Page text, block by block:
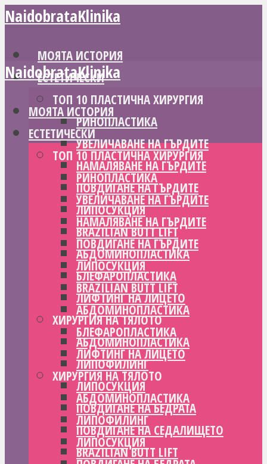
NaidobrataKlinika
МОЯТА ИСТОРИЯ
ЕСТЕТИЧЕСКИ
ТОП 10 ПЛАСТИЧНА ХИРУРГИЯ
РИНОПЛАСТИКА
УВЕЛИЧАВАНЕ НА ГЪРДИТЕ
НАМАЛЯВАНЕ НА ГЪРДИТЕ
ПОВДИГАНЕ НА ГЪРДИТЕ
ЛИПОСУКЦИЯ
BRAZILIAN BUTT LIFT
АБДОМИНОПЛАСТИКА
БЛЕФАРОПЛАСТИКА
ЛИФТИНГ НА ЛИЦЕТО
ХИРУРГИЯ НА ТЯЛОТО
АБДОМИНОПЛАСТИКА
ЛИПОФИЛИНГ
ЛИПОСУКЦИЯ
ПОВДИГАНЕ НА БЕДРАТА
ПОВДИГАНЕ НА СЕДАЛИЩЕТО
BRAZILIAN BUTT LIFT
NaidobrataKlinika
МОЯТА ИСТОРИЯ
ЕСТЕТИЧЕСКИ
ТОП 10 ПЛАСТИЧНА ХИРУРГИЯ
РИНОПЛАСТИКА
УВЕЛИЧАВАНЕ НА ГЪРДИТЕ
НАМАЛЯВАНЕ НА ГЪРДИТЕ
ПОВДИГАНЕ НА ГЪРДИТЕ
ЛИПОСУКЦИЯ
BRAZILIAN BUTT LIFT
АБДОМИНОПЛАСТИКА
БЛЕФАРОПЛАСТИКА
ЛИФТИНГ НА ЛИЦЕТО
ХИРУРГИЯ НА ТЯЛОТО
АБДОМИНОПЛАСТИКА
ЛИПОФИЛИНГ
ЛИПОСУКЦИЯ